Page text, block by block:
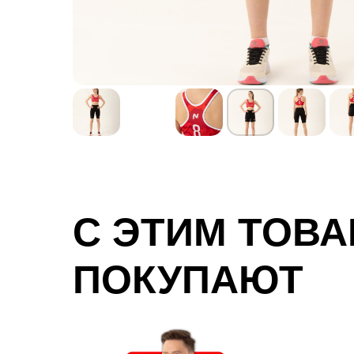
С ЭТИМ
ПОКУПАЮТ